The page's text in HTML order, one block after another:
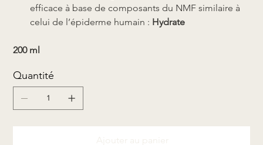
efficace à base de composants du NMF similaire à
celui de l’épiderme humain : Hydrate
200 ml
Quantité
Ajouter au panier